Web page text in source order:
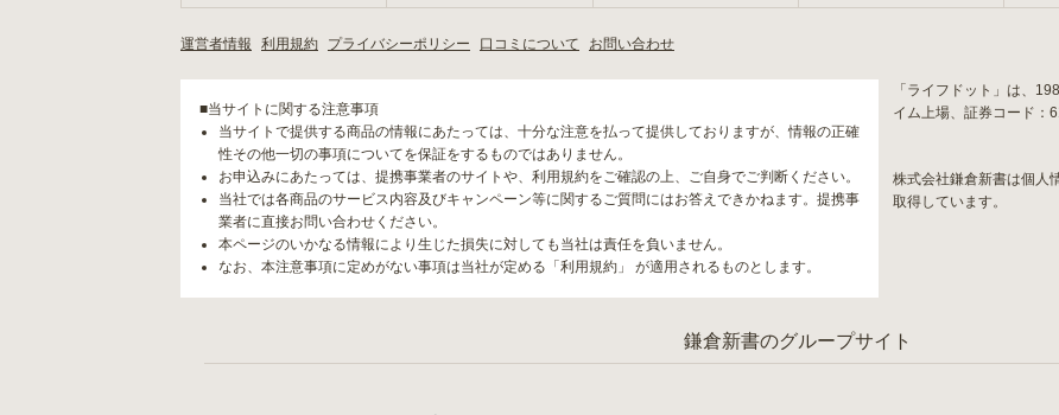
運営者情報 利用規約 プライバシーポリシー 口コミについて お問い合わせ
■当サイトに関する注意事項
当サイトで提供する商品の情報にあたっては、十分な注意を払って提供しておりますが、情報の正確
性その他一切の事項についてを保証をするものではありません。
お申込みにあたっては、提携事業者のサイトや、利用規約をご確認の上、ご自身でご判断ください。
当社では各商品のサービス内容及びキャンペーン等に関するご質問にはお答えできかねます。提携事
業者に直接お問い合わせください。
本ページのいかなる情報により生じた損失に対しても当社は責任を負いません。
なお、本注意事項に定めがない事項は当社が定める「利用規約」 が適用されるものとします。
「ライフドット」は、
イム上場、証券コード：
株式会社鎌倉新書は個人
取得しています。
鎌倉新書のグループサイト